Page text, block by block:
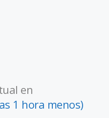
en
1 hora menos)